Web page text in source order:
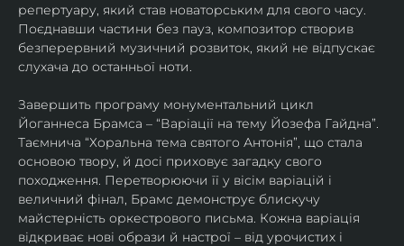
репертуару, який став новаторським для свого часу.
Поєднавши частини без пауз, композитор створив
безперервний музичний розвиток, який не відпускає
слухача до останньої ноти.
Завершить програму монументальний цикл
Йоганнеса Брамса – “Варіації на тему Йозефа Гайдна”.
Таємнича “Хоральна тема святого Антонія”, що стала
основою твору, й досі приховує загадку свого
походження. Перетворюючи її у вісім варіацій і
величний фінал, Брамс демонструє блискучу
майстерність оркестрового письма. Кожна варіація
відкриває нові образи й настрої – від урочистих і